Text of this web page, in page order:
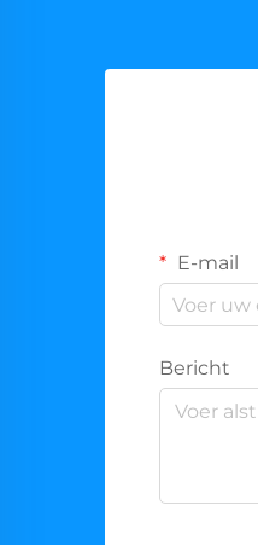
E-mail
Bericht